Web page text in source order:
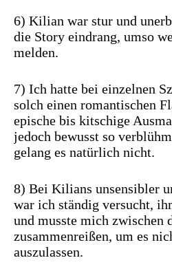
6) Kilian war stur und
die Story eindrang, umso
melden.
7) Ich hatte bei einzelnen
solch einen romantischen
epische bis kitschige
jedoch bewusst so
gelang es natürlich nicht.
8) Bei Kilians unsensibler
war ich ständig versucht,
und musste mich zwischen
zusammenreißen, um es
auszulassen.